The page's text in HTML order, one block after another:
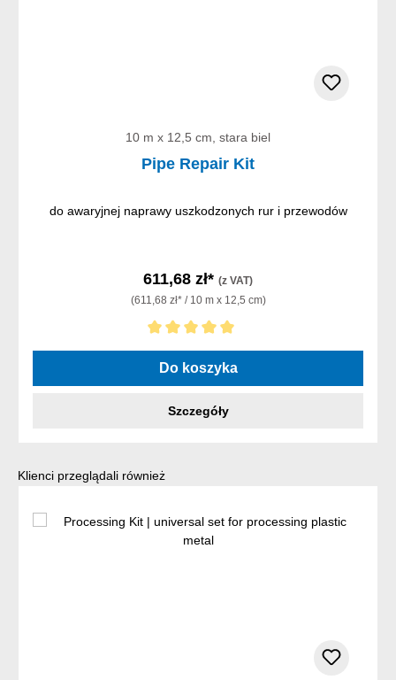
10 m x 12,5 cm, stara biel
Pipe Repair Kit
do awaryjnej naprawy uszkodzonych rur i przewodów
611,68 zł* (z VAT)
(611,68 zł* / 10 m x 12,5 cm)
Średnia ocena 5 z 5 gwiazdek
Do koszyka
Szczegóły
Pomiń galerię produktów
Klienci przeglądali również